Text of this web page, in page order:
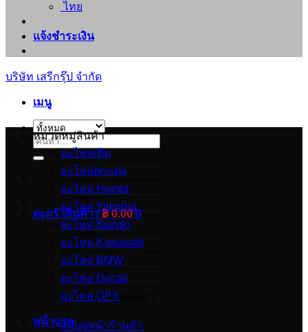
ไทย
แจ้งชำระเงิน
บริษัท เสรีกรุ๊ป จำกัด
เมนู
ค้นหา:
ตะกร้าสินค้า /฿0.00 0
ไม่มีสินค้าในตะกร้า
กลับสู่หน้าร้านค้า
หมวดหมู่สินค้า
อะไหล่เดิม
อะไหล่ตกแต่ง
อะไหล่ Honda
อะไหล่ Yamaha
อะไหล่ Suzuki
อะไหล่ Kawasaki
อะไหล่ BMW
อะไหล่ Ducati
อะไหล่ GPX
หน้าแรก